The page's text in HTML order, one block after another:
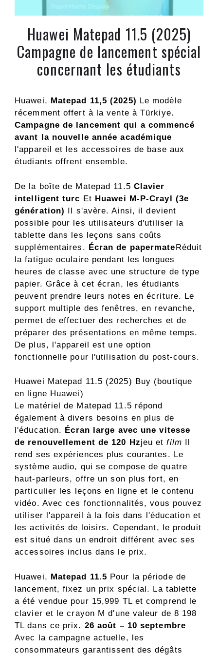
Huawei Matepad 11.5 (2025)
Campagne de lancement spécial
concernant les étudiants
Huawei, Matepad 11,5 (2025) Le modèle
récemment offert à la vente à Türkiye.
Campagne de lancement qui a commencé
avant la nouvelle année académique
l'appareil et les accessoires de base aux
étudiants offrent ensemble.
De la boîte de Matepad 11.5 Clavier
intelligent turc Et Huawei M-P-Crayl (3e
génération) Il s'avère. Ainsi, il devient
possible pour les utilisateurs d'utiliser la
tablette dans les leçons sans coûts
supplémentaires. Écran de papermateRéduit
la fatigue oculaire pendant les longues
heures de classe avec une structure de type
papier. Grâce à cet écran, les étudiants
peuvent prendre leurs notes en écriture. Le
support multiple des fenêtres, en revanche,
permet de effectuer des recherches et de
préparer des présentations en même temps.
De plus, l'appareil est une option
fonctionnelle pour l'utilisation du post-cours.
Huawei Matepad 11.5 (2025) Buy (boutique
en ligne Huawei)
Le matériel de Matepad 11.5 répond
également à divers besoins en plus de
l'éducation. Écran large avec une vitesse
de renouvellement de 120 Hzjeu etfilm
rend ses expériences plus courantes. Le
système audio, qui se compose de quatre
haut-parleurs, offre un son plus fort, en
particulier les leçons en ligne et le contenu
vidéo. Avec ces fonctionnalités, vous pouvez
utiliser l'appareil à la fois dans l'éducation et
les activités de loisirs. Cependant, le produit
est situé dans un endroit différent avec ses
accessoires inclus dans le prix.
Huawei, Matepad 11.5 Pour la période de
lancement, fixez un prix spécial. La tablette
a été vendue pour 15,999 TL et comprend le
clavier et le crayon M d'une valeur de 8 198
TL dans ce prix. 26 août – 10 septembre
Avec la campagne actuelle, les
consommateurs garantissent des dégâts